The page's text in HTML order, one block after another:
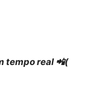
tempo real 📲(